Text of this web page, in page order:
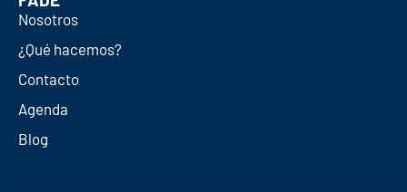
Nosotros
¿Qué hacemos?
Contacto
Agenda
Blog